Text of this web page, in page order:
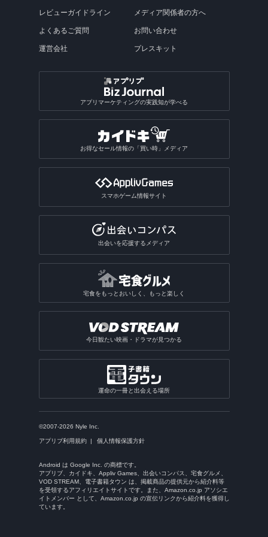
ストレス発散ゲームアプリ
料理・食べ物系ゲームアプリ
陸上競技ゲームアプリ
格闘技・武道ゲームアプリ
卓球ゲームアプリ
バドミントンゲームアプリ
バレーゲームアプリ
ビリヤードゲームアプリ
運試しゲームアプリ
チンチロリンアプリ
テトリス系ゲームアプリ
ぷよぷよ系ゲームアプリ
2048系ゲームアプリ
パズルボブル系ゲームアプリ
モンスト系ゲームアプリ
不思議のダンジョン系アプリ
3Dサンドボックスアプリ
クラロワ系対戦ゲームアプリ
Steamゲームをスマホでアプリ
キャラクターメモアプリ
インターネットアプリ
VRアプリ
SPI対策アプリ
就活アプリ
バイト探しアプリ
インターンアプリ
人材派遣求人情報アプリ
子育てSNSアプリ
SNS一括投稿アプリ
匿名SNSアプリ
アバターSNSアプリ
テキスト読み上げアプリ
駅構内案内アプリ
フライトレーダーアプリ
道路交通情報アプリ
翻訳アプリ
図鑑アプリ総合
魚図鑑アプリ
昆虫図鑑アプリ
楽器演奏アプリ
作曲アプリ
音楽SNSアプリ
ポッドキャストアプリ
ラジオ録音アプリ
小説アプリ
読書記録・本棚管理アプリ
推し活アプリ総合
占いアプリ総合
星座占いアプリ
四柱推命アプリ
動物占いアプリ
おみくじアプリ
おもしろい診断アプリ
おもしろい診断アプリ総合
性格診断アプリ
ギャンブルアプリ総合
パチンコ・パチスロアプリ
宝くじアプリ
公営ギャンブルアプリ
芸術・文化アプリ
芸術鑑賞アプリ
サブカルチャーアプリ
VTuberアプリ
テレビアプリ
テレビアプリ総合
TV番組表アプリ
テレビリモコンアプリ
オタクアプリ総合
動画撮影アプリ
写真修正アプリ
写真合成アプリ
おもしろ加工アプリ
誕生日動画アプリ
盛れるビデオカメラアプリ
動画ファイル形式変換アプリ
動画モザイクアプリ
動画分割アプリ
動画に文字を入れるアプリ
写真を動画にするアプリ
動画を写真にするアプリ
写真共有アプリ
Exif情報編集アプリ
同じ写真を探すアプリ
動画スロー再生・早送りアプリ
壁紙のダウンロードアプリ
レビューガイドライン
よくあるご質問
運営会社
メディア関係者の方へ
お問い合わせ
プレスキット
アプリマーケティングの実践知が学べる
お得なセール情報の「買い時」メディア
スマホゲーム情報サイト
出会いを応援するメディア
宅食をもっとおいしく、もっと楽しく
今日観たい映画・ドラマが見つかる
運命の一冊と出会える場所
©2007-2026 Nyle Inc.
アプリブ利用規約 個人情報保護方針
Android は Google Inc. の商標です。
アプリブ、カイドキ、Appliv Games、出会いコンパス、宅食グルメ、
VOD STREAM、電子書籍タウン は、掲載商品の提供元から紹介料等
を受領するアフィリエイトサイトです。また、Amazon.co.jp アソシエ
イトメンバー として、Amazon.co.jp の宣伝リンクから紹介料を獲得し
ています。